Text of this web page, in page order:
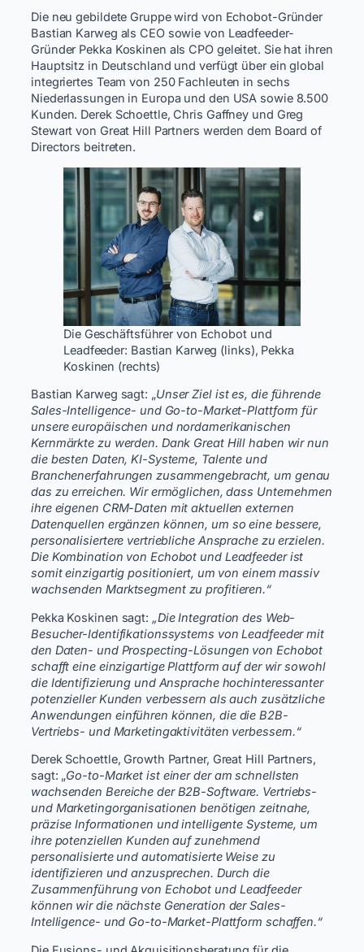
Die neu gebildete Gruppe wird von Echobot-Gründer
Bastian Karweg als CEO sowie von Leadfeeder-
Gründer Pekka Koskinen als CPO geleitet. Sie hat ihren
Hauptsitz in Deutschland und verfügt über ein global
integriertes Team von 250 Fachleuten in sechs
Niederlassungen in Europa und den USA sowie 8.500
Kunden. Derek Schoettle, Chris Gaffney und Greg
Stewart von Great Hill Partners werden dem Board of
Directors beitreten.
Die Geschäftsführer von Echobot und
Leadfeeder: Bastian Karweg (links), Pekka
Koskinen (rechts)
Bastian Karweg sagt: „Unser Ziel ist es, die führende
Sales-Intelligence- und Go-to-Market-Plattform für
unsere europäischen und nordamerikanischen
Kernmärkte zu werden. Dank Great Hill haben wir nun
die besten Daten, KI-Systeme, Talente und
Branchenerfahrungen zusammengebracht, um genau
das zu erreichen. Wir ermöglichen, dass Unternehmen
ihre eigenen CRM-Daten mit aktuellen externen
Datenquellen ergänzen können, um so eine bessere,
personalisiertere vertriebliche Ansprache zu erzielen.
Die Kombination von Echobot und Leadfeeder ist
somit einzigartig positioniert, um von einem massiv
wachsenden Marktsegment zu profitieren.“
Pekka Koskinen sagt: „Die Integration des Web-
Besucher-Identifikationssystems von Leadfeeder mit
den Daten- und Prospecting-Lösungen von Echobot
schafft eine einzigartige Plattform auf der wir sowohl
die Identifizierung und Ansprache hochinteressanter
potenzieller Kunden verbessern als auch zusätzliche
Anwendungen einführen können, die die B2B-
Vertriebs- und Marketingaktivitäten verbessern.“
Derek Schoettle, Growth Partner, Great Hill Partners,
sagt: „Go-to-Market ist einer der am schnellsten
wachsenden Bereiche der B2B-Software. Vertriebs-
und Marketingorganisationen benötigen zeitnahe,
präzise Informationen und intelligente Systeme, um
ihre potenziellen Kunden auf zunehmend
personalisierte und automatisierte Weise zu
identifizieren und anzusprechen. Durch die
Zusammenführung von Echobot und Leadfeeder
können wir die nächste Generation der Sales-
Intelligence- und Go-to-Market-Plattform schaffen.“